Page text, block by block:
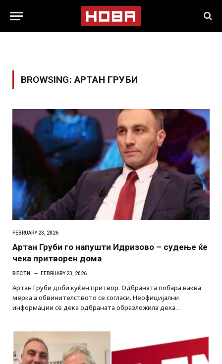
BROWSING:АРТАН ГРУБИ
FEBRUARY 23, 2026
Артан Груби го напушти Идризово – судење ќе
чека притворен дома
ВЕСТИ FEBRUARY 23, 2026
Артан Груби доби куќен притвор. Одбраната побара ваква
мерка а обвинителството се согласи. Неофицијални
информации се дека одбраната образложила дека…